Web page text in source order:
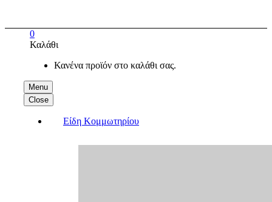
Menu
Close
Είδη Κομμωτηρίου
0
Καλάθι
Κανένα προϊόν στο καλάθι σας.